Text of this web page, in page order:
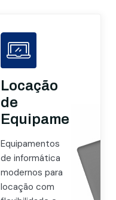
Locação
de
Equipamentos
Equipamentos
de informática
modernos para
locação com